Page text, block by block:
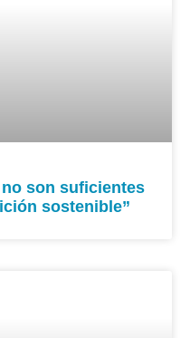
son suficientes
sostenible”